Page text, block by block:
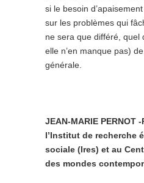
si le besoin
sur les problèmes qui
ne sera que différé, quel
elle n’en manque pas)
générale.
JEAN-MARIE PERNOT
l’Institut de recherche
sociale (Ires) et au
des mondes